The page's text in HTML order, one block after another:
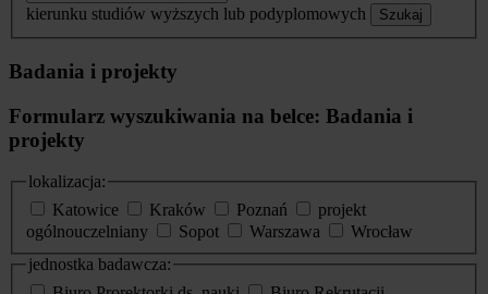
kierunku studiów wyższych lub podyplomowych
Szukaj
Badania i projekty
Formularz wyszukiwania na belce: Badania i
projekty
lokalizacja:
Katowice
Kraków Poznań
projekt
ogólnouczelniany
Sopot Warszawa
Wrocław
jednostka badawcza: